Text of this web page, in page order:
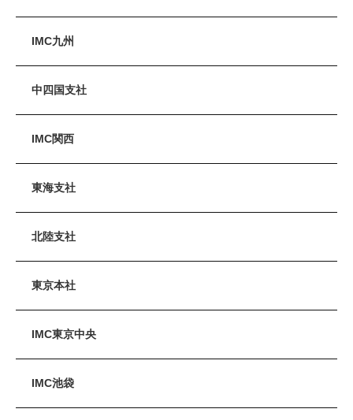
IMC九州
中四国支社
IMC関西
東海支社
北陸支社
東京本社
IMC東京中央
IMC池袋